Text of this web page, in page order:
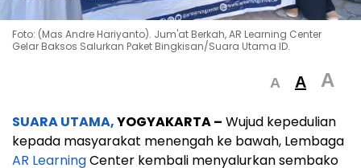
Foto: (Mas Andre Hariyanto). Jum'at Berkah, AR Learning Center
Gelar Baksos Salurkan Paket Bingkisan/Suara Utama ID.
A A A
SUARA UTAMA,YOGYAKARTA – Wujud kepedulian
kepada masyarakat menengah ke bawah, Lembaga
AR LearningCenter kembali menyalurkan sembako